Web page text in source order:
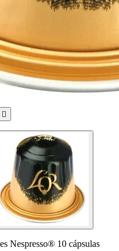

Nespresso® 10 cápsulas